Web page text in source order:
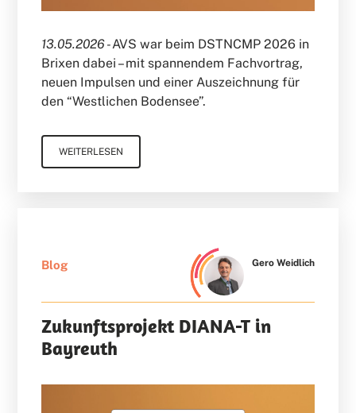
13.05.2026 -AVS war beim DSTNCMP 2026 in
Brixen dabei – mit spannendem Fachvortrag,
neuen Impulsen und einer Auszeichnung für
den “Westlichen Bodensee”.
WEITERLESEN
Blog Gero Weidlich
Zukunftsprojekt DIANA-T in
Bayreuth